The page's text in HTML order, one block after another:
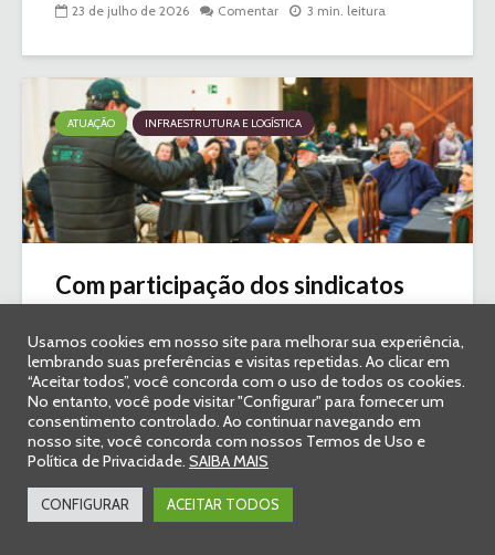
23 de julho de 2026 Comentar 3 min. leitura
ATUAÇÃO INFRAESTRUTURA E LOGÍSTICA
Com participação dos sindicatos
22 de julho de 2026 Comentar 4 min. leitura
Usamos cookies em nosso site para melhorar sua experiência,
lembrando suas preferências e visitas repetidas. Ao clicar em
“Aceitar todos”, você concorda com o uso de todos os cookies.
No entanto, você pode visitar "Configurar" para fornecer um
consentimento controlado. Ao continuar navegando em
nosso site, você concorda com nossos Termos de Uso e
Política de Privacidade. SAIBA MAIS
CONFIGURAR ACEITAR TODOS